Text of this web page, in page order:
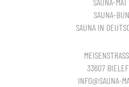
SAUNA-
SAUNA IN
33607
INFO@SAUNA-